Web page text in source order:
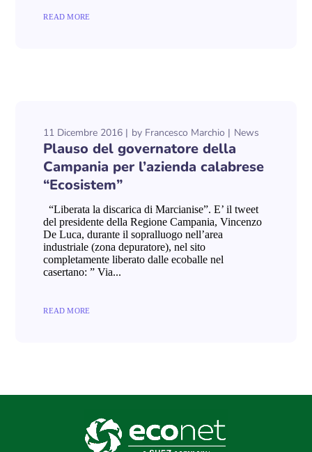
READ MORE
11 Dicembre 2016 by Francesco Marchio News
Plauso del governatore della
Campania per l’azienda calabrese
“Ecosistem”
“Liberata la discarica di Marcianise”. E’ il tweet
del presidente della Regione Campania, Vincenzo
De Luca, durante il sopralluogo nell’area
industriale (zona depuratore), nel sito
completamente liberato dalle ecoballe nel
casertano: ” Via...
READ MORE